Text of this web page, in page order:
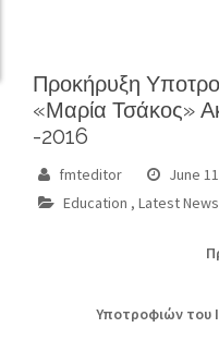
Προκήρυξη
«Μαρία Τσάκος»
-2016
fmteditor
June
Education , Latest News
Υποτροφιών του